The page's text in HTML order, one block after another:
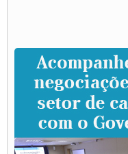
Caminhoneiros prometem
CNTTL e lideranças de
rodovias
Paulinho e Litti debatem política
SUTCRA no Uruguai
Grande Conquista da Categoria
ENCONTRO
DO BRASIL E A ELEIÇÃO 2022